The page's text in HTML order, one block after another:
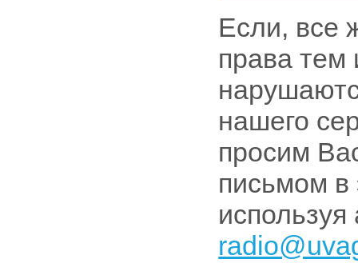
Если, все
права
нашего
просим
письмом в